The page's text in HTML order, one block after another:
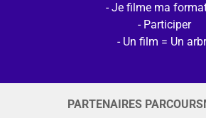
Je filme ma
Participer
Un film = Un
PARTENAIRES